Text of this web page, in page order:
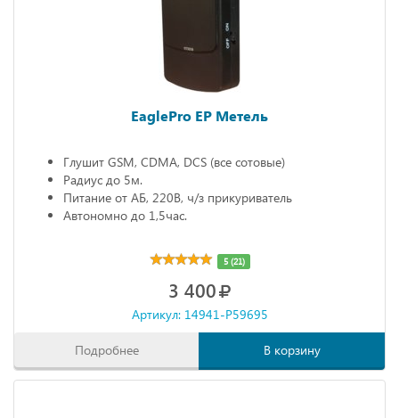
EaglePro EP Метель
Глушит GSM, CDMA, DCS (все сотовые)
Радиус до 5м.
Питание от АБ, 220В, ч/з прикуриватель
Автономно до 1,5час.
5 (21)
3 400
Артикул: 14941-P59695
Подробнее В корзину